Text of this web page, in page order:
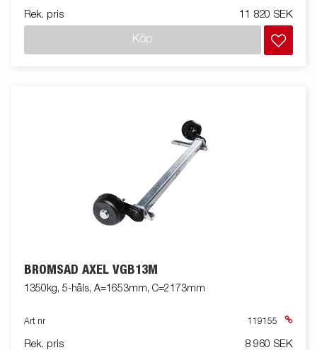
Rek. pris 11 820 SEK
Köp
BROMSAD AXEL VGB13M
1350kg, 5-håls, A=1653mm, C=2173mm
Art nr 119155
Rek. pris 8 960 SEK